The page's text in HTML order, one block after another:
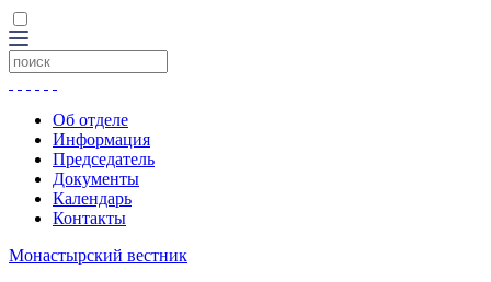
Об отделе
Информация
Председатель
Документы
Календарь
Контакты
Монастырский вестник